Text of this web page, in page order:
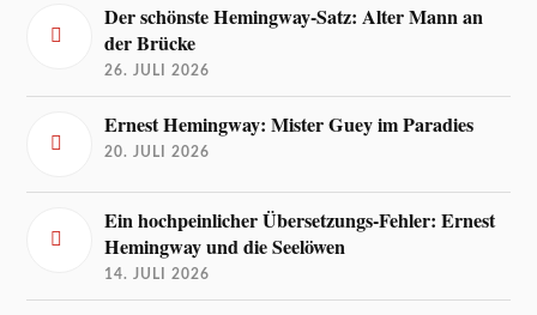
Der schönste Hemingway-Satz: Alter Mann an
der Brücke
26. JULI 2026
Ernest Hemingway: Mister Guey im Paradies
20. JULI 2026
Ein hochpeinlicher Übersetzungs-Fehler: Ernest
Hemingway und die Seelöwen
14. JULI 2026